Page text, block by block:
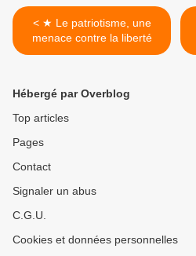
< ★ Le patriotisme, une
menace contre la liberté
Hébergé par Overblog
Top articles
Pages
Contact
Signaler un abus
C.G.U.
Cookies et données personnelles